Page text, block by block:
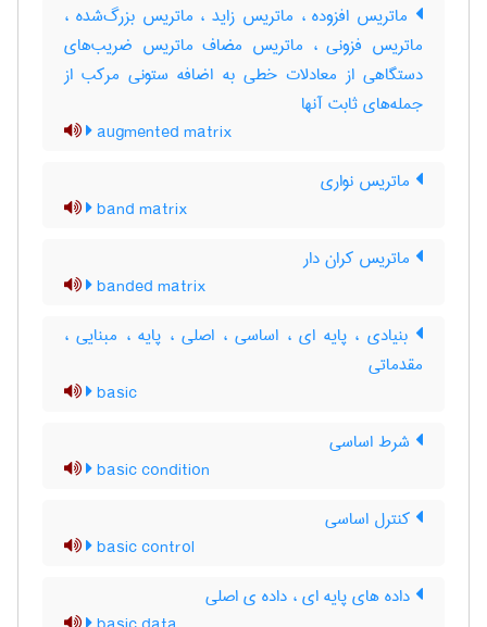
ماتریس افزوده ، ماتریس زاید ، ماتریس بزرگ‌شده ،
ماتریس فزونی ، ماتریس مضاف ماتریس ضریب‌های
دستگاهی از معادلات خطی به اضافه ستونی مرکب از
جمله‌های ثابت آنها
augmented matrix
ماتریس نواری
band matrix
ماتریس کران دار
banded matrix
بنیادی ، پایه ای ، اساسی ، اصلی ، پایه ، مبنایی ،
مقدماتی
basic
شرط اساسی
basic condition
کنترل اساسی
basic control
داده های پایه ای ، داده ی اصلی